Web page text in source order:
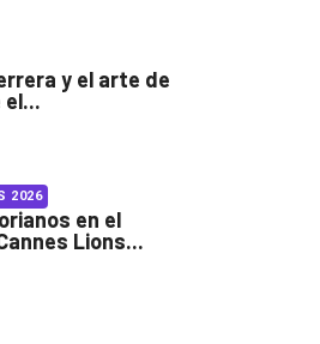
y el arte de
2026
en el
Lions...